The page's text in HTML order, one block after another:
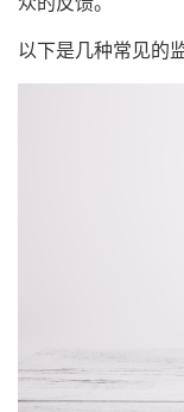
以下是几种常见的